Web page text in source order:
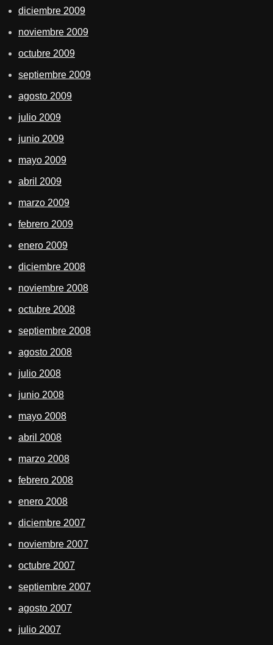
diciembre 2009
noviembre 2009
octubre 2009
septiembre 2009
agosto 2009
julio 2009
junio 2009
mayo 2009
abril 2009
marzo 2009
febrero 2009
enero 2009
diciembre 2008
noviembre 2008
octubre 2008
septiembre 2008
agosto 2008
julio 2008
junio 2008
mayo 2008
abril 2008
marzo 2008
febrero 2008
enero 2008
diciembre 2007
noviembre 2007
octubre 2007
septiembre 2007
agosto 2007
julio 2007